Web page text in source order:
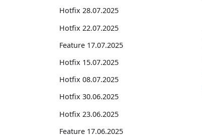
Hotfix 28.07.2025
Hotfix 22.07.2025
Feature 17.07.2025
Hotfix 15.07.2025
Hotfix 08.07.2025
Hotfix 30.06.2025
Hotfix 23.06.2025
Feature 17.06.2025